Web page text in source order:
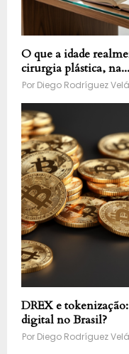
O que a idade
cirurgia plástica, na...
Por Diego Rodríguez
DREX e
digital no Brasil?
Por Diego Rodríguez